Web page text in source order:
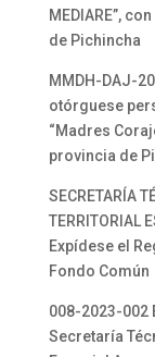
MEDIARE”,
de Pichincha
MMDH-DAJ-
otórguese
“Madres
provincia de
SECRETARÍA
TERRITORIAL
Expídese el
Fondo Común
008-2023-002
Secretaría